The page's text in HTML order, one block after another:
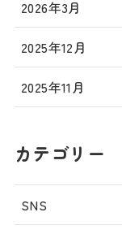
2026年3月
2025年12月
2025年11月
カテゴリー
SNS